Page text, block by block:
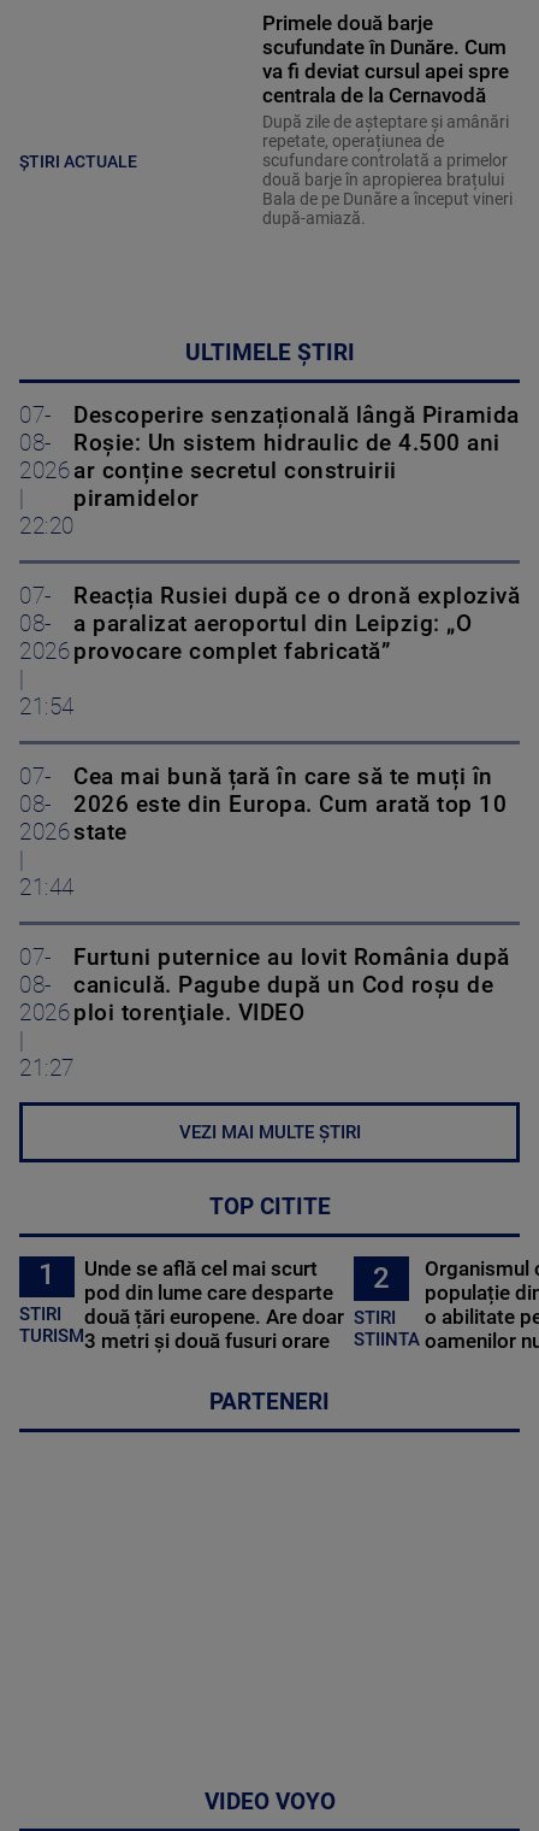
ȘTIRI ACTUALE
Primele două barje
scufundate în Dunăre. Cum
va fi deviat cursul apei spre
centrala de la Cernavodă
După zile de așteptare și amânări
repetate, operațiunea de
scufundare controlată a primelor
două barje în apropierea brațului
Bala de pe Dunăre a început vineri
după-amiază.
ULTIMELE ȘTIRI
07-
08-
2026
22:20
Descoperire senzațională lângă Piramida
Roșie: Un sistem hidraulic de 4.500 ani
ar conține secretul construirii
piramidelor
07-
08-
2026
21:54
Reacția Rusiei după ce o dronă explozivă
a paralizat aeroportul din Leipzig: „O
provocare complet fabricată”
07-
08-
2026
21:44
Cea mai bună țară în care să te muți în
2026 este din Europa. Cum arată top 10
state
07-
08-
2026
21:27
Furtuni puternice au lovit România după
caniculă. Pagube după un Cod roşu de
ploi torenţiale. VIDEO
VEZI MAI MULTE ȘTIRI
TOP CITITE
1
STIRI
TURISM
Unde se află cel mai scurt
pod din lume care desparte
două țări europene. Are doar
3 metri și două fusuri orare
2
STIRI
STIINTA
Organismul
populație
o abilitate
oamenilor
PARTENERI
VIDEO VOYO